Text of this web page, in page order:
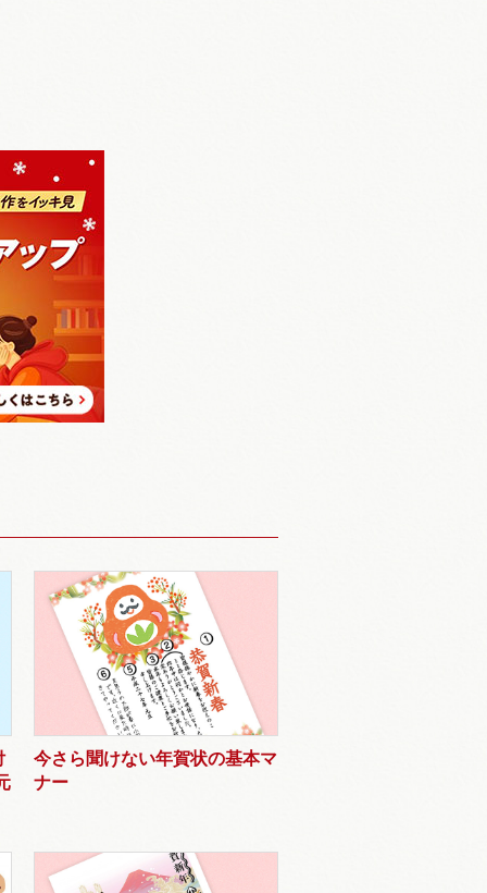
今さら聞けない年賀状の基本マ
ナー